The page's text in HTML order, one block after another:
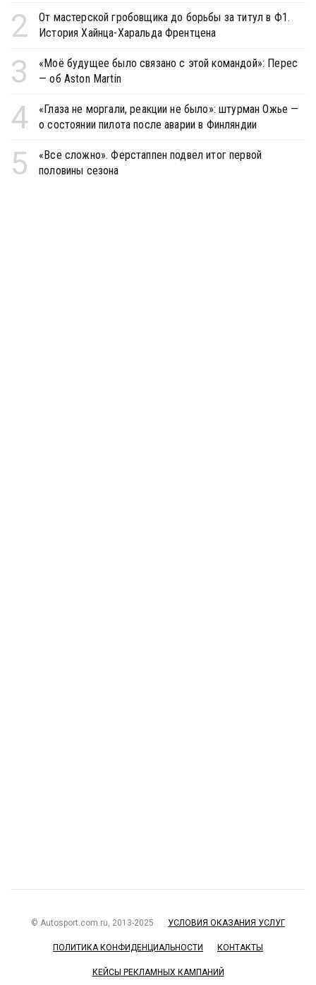
2
От мастерской гробовщика до борьбы за титул в Ф1.
История Хайнца-Харальда Френтцена
3
«Моё будущее было связано с этой командой»: Перес
— об Aston Martin
4
«Глаза не моргали, реакции не было»: штурман Ожье —
о состоянии пилота после аварии в Финляндии
5
«Все сложно». Ферстаппен подвел итог первой
половины сезона
© Autosport.com.ru, 2013-2025 УСЛОВИЯ ОКАЗАНИЯ УСЛУГ
ПОЛИТИКА КОНФИДЕНЦИАЛЬНОСТИ КОНТАКТЫ
КЕЙСЫ РЕКЛАМНЫХ КАМПАНИЙ